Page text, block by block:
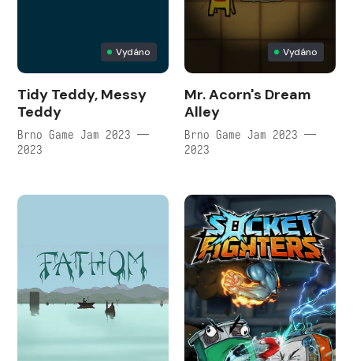
Vydáno
Tidy Teddy, Messy
Teddy
Brno Game Jam 2023 —
2023
Vydáno
Mr. Acorn's Dream
Alley
Brno Game Jam 2023 —
2023